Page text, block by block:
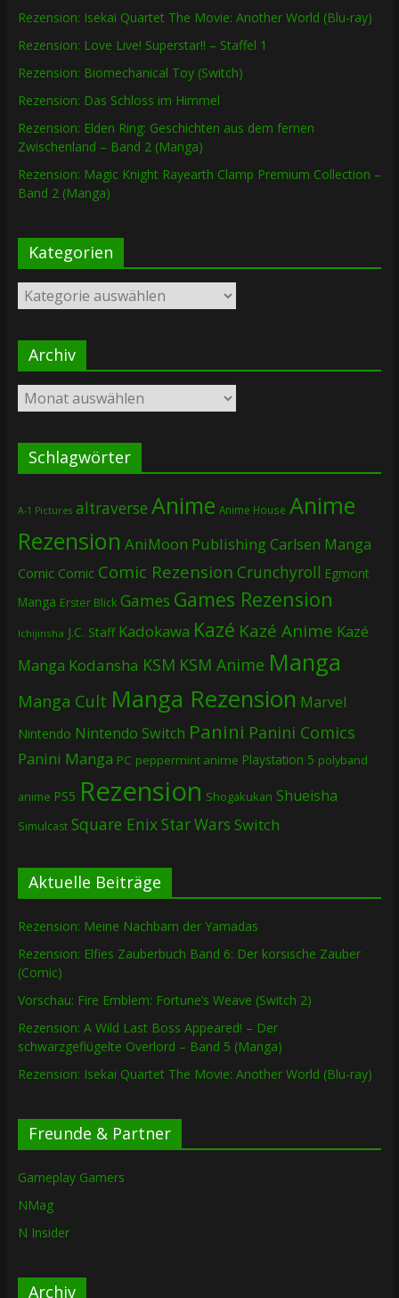
Rezension: Isekai Quartet The Movie: Another World (Blu-ray)
Rezension: Love Live! Superstar!! – Staffel 1
Rezension: Biomechanical Toy (Switch)
Rezension: Das Schloss im Himmel
Rezension: Elden Ring: Geschichten aus dem fernen
Zwischenland – Band 2 (Manga)
Rezension: Magic Knight Rayearth Clamp Premium Collection –
Band 2 (Manga)
Kategorien
Kategorien
Archiv
Archiv
Schlagwörter
A-1 Pictures altraverse Anime Anime House Anime
Rezension AniMoon PublishingCarlsen Manga
Comic Comic Comic Rezension Crunchyroll Egmont
Manga Erster Blick Games Games Rezension
Ichijinsha J.C. Staff Kadokawa Kazé Kazé Anime Kazé
Manga Kodansha KSM KSM Anime Manga
Manga Cult Manga Rezension Marvel
Nintendo Nintendo Switch Panini Panini Comics
Panini Manga PC peppermint anime Playstation 5 polyband
anime PS5 Rezension Shogakukan Shueisha
Simulcast Square EnixStar Wars Switch
Aktuelle Beiträge
Rezension: Meine Nachbarn der Yamadas
Rezension: Elfies Zauberbuch Band 6: Der korsische Zauber
(Comic)
Vorschau: Fire Emblem: Fortune’s Weave (Switch 2)
Rezension: A Wild Last Boss Appeared! – Der
schwarzgeflügelte Overlord – Band 5 (Manga)
Rezension: Isekai Quartet The Movie: Another World (Blu-ray)
Freunde & Partner
Gameplay Gamers
NMag
N Insider
Archiv